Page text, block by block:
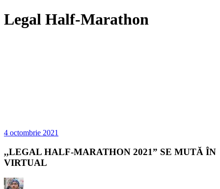
Legal Half-Marathon
4 octombrie 2021
,,LEGAL HALF-MARATHON 2021” SE MUTĂ ÎN
VIRTUAL